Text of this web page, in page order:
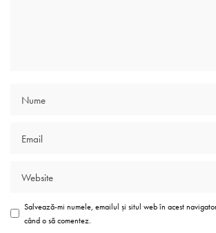
Salvează-mi numele, emailul și situl web în acest
când o să comentez.